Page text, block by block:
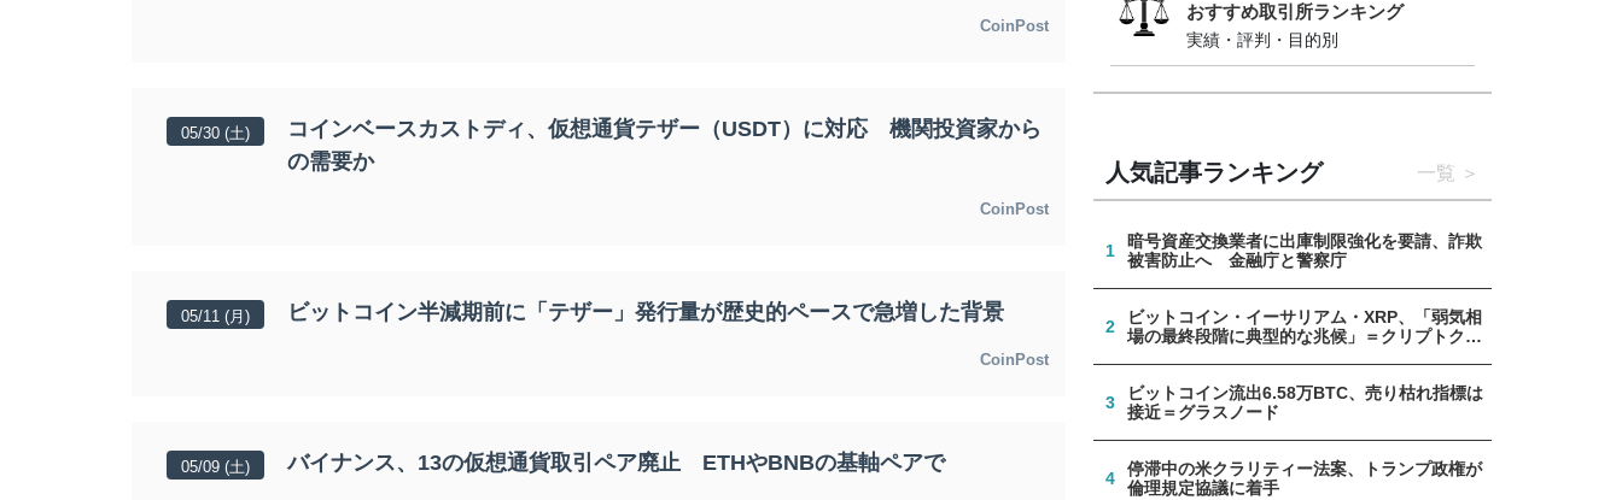
CoinPost
05/30 (土)
コインベースカストディ、仮想通貨テザー（USDT）に対応 機関投資家から
の需要か
CoinPost
05/11 (月) ビットコイン半減期前に「テザー」発行量が歴史的ペースで急増した背景
CoinPost
05/09 (土) バイナンス、13の仮想通貨取引ペア廃止 ETHやBNBの基軸ペアで
おすすめ取引所ランキング
実績・評判・目的別
人気記事ランキング 一覧
1
暗号資産交換業者に出庫制限強化を要請、詐欺
被害防止へ 金融庁と警察庁
2
ビットコイン・イーサリアム・XRP、「弱気相
場の最終段階に典型的な兆候」＝クリプトクア
3
ビットコイン流出6.58万BTC、売り枯れ指標は
接近＝グラスノード
4
停滞中の米クラリティー法案、トランプ政権が
倫理規定協議に着手